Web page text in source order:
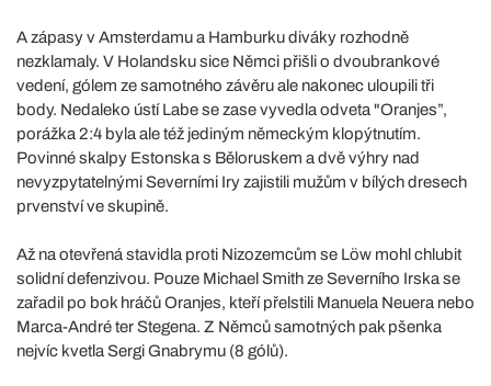
A zápasy v Amsterdamu a Hamburku diváky rozhodně
nezklamaly. V Holandsku sice Němci přišli o dvoubrankové
vedení, gólem ze samotného závěru ale nakonec uloupili tři
body. Nedaleko ústí Labe se zase vyvedla odveta "Oranjes”,
porážka 2:4 byla ale též jediným německým klopýtnutím.
Povinné skalpy Estonska s Běloruskem a dvě výhry nad
nevyzpytatelnými Severními Iry zajistili mužům v bílých dresech
prvenství ve skupině.
Až na otevřená stavidla proti Nizozemcům se Löw mohl chlubit
solidní defenzivou. Pouze Michael Smith ze Severního Irska se
zařadil po bok hráčů Oranjes, kteří přelstili Manuela Neuera nebo
Marca-André ter Stegena. Z Němců samotných pak pšenka
nejvíc kvetla Sergi Gnabrymu (8 gólů).